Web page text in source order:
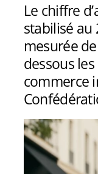
Le chiffre
stabilisé au
mesurée
dessous
commerce